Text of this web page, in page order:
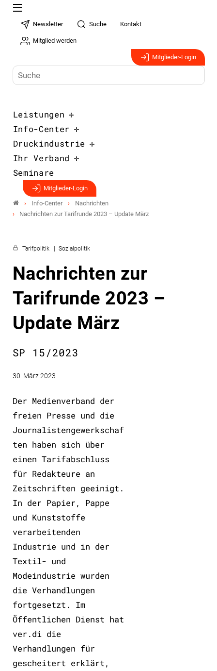
Newsletter Suche Kontakt
Mitglied werden
Mitglieder-Login
Leistungen
Info-Center
Druckindustrie
Ihr Verband
Seminare
Mitglieder-Login
Info-Center
Nachrichten
Nachrichten zur Tarifrunde 2023 – Update März
Tarifpolitik Sozialpolitik
Nachrichten zur
Tarifrunde 2023 –
Update März
SP 15/2023
30. März 2023
Der Medienverband der
freien Presse und die
Journalistengewerkschaf
ten haben sich über
einen Tarifabschluss
für Redakteure an
Zeitschriften geeinigt.
In der Papier, Pappe
und Kunststoffe
verarbeitenden
Industrie und in der
Textil- und
Modeindustrie wurden
die Verhandlungen
fortgesetzt. Im
Öffentlichen Dienst hat
ver.di die
Verhandlungen für
gescheitert erklärt,